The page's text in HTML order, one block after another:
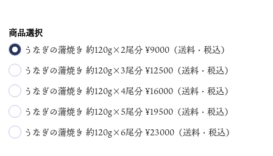
商品選択
うなぎの蒲焼き 約120g×2尾分 ¥9000（送料・税込）
うなぎの蒲焼き 約120g×3尾分 ¥12500（送料・税込）
うなぎの蒲焼き 約120g×4尾分 ¥16000（送料・税込）
うなぎの蒲焼き 約120g×5尾分 ¥19500（送料・税込）
うなぎの蒲焼き 約120g×6尾分 ¥23000（送料・税込）